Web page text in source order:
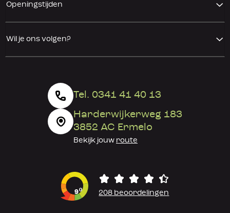
Openingstijden
Wil je ons volgen?
Tel. 0341 41 40 13
Harderwijkerweg 183
3852 AC Ermelo
Bekijk jouw route
90 208 beoordelingen